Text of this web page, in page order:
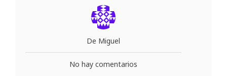
De Miguel
No hay comentarios